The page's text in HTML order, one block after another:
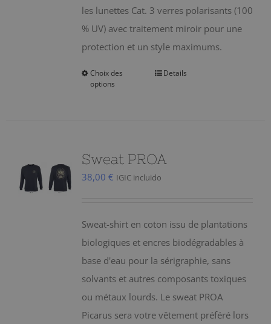
les lunettes Cat. 3 verres polarisants (100
% UV) avec traitement miroir pour une
protection et un style maximums.
Choix des
options
Ce
Les
être
choisies
sur
la
page
du
Details
Sweat PROA
38,00 € IGIC incluido
Sweat-shirt en coton issu de plantations
biologiques et encres biodégradables à
base d'eau pour la sérigraphie, sans
solvants et autres composants toxiques
ou métaux lourds. Le sweat PROA
Picarus sera votre vêtement préféré lors